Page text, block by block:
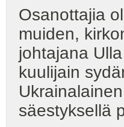
Osanottajia
muiden,
johtajana
kuulijain
säestyksellä